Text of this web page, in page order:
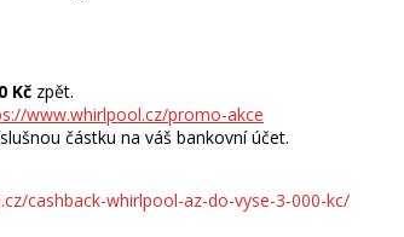
Kč zpět.
www.whirlpool.cz/promo-akce
částku na váš bankovní účet.
cashback-whirlpool-az-do-vyse-3-000-kc/